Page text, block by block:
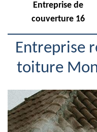
Entreprise de
couverture 16
Entreprise
toiture